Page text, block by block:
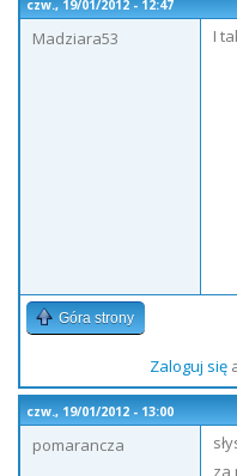
czw., 19/01/2012 - 12:47
Madziara53
I
Góra strony
Zaloguj się
czw., 19/01/2012 - 13:00
pomarancza
za